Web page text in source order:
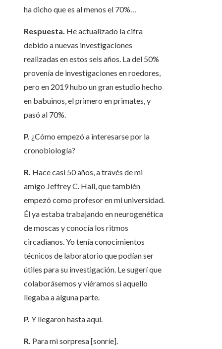
ha dicho que es al menos el 70%…
Respuesta. He actualizado la cifra
debido a nuevas investigaciones
realizadas en estos seis años. La del 50%
provenía de investigaciones en roedores,
pero en 2019 hubo un gran estudio hecho
en babuinos, el primero en primates, y
pasó al 70%.
P. ¿Cómo empezó a interesarse por la
cronobiología?
R. Hace casi 50 años, a través de mi
amigo Jeffrey C. Hall, que también
empezó como profesor en mi universidad.
Él ya estaba trabajando en neurogenética
de moscas y conocía los ritmos
circadianos. Yo tenía conocimientos
técnicos de laboratorio que podían ser
útiles para su investigación. Le sugerí que
colaborásemos y viéramos si aquello
llegaba a alguna parte.
P. Y llegaron hasta aquí.
R. Para mi sorpresa [sonríe].